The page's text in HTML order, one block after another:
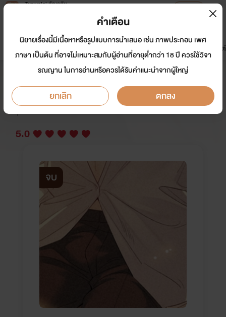
Tunwalai ธัญวลัย
หน้าแรก นิยาย อีบุ๊ก การ์ตูน
มาใหม่
ดรีมแชท ธัญลิสต์
พ่อบ้านคฤหาสน์มาเฟีย 4p / pwp
นักเขียน: สิบสาม
Y
5.0
จบ
คำเตือน
นิยายเรื่องนี้มีเนื้อหาหรือรูปแบบการนำเสนอ เช่น ภาพประกอบ เพศ
ภาษา เป็นต้น ที่อาจไม่เหมาะสมกับผู้อ่านที่อายุต่ำกว่า 18 ปี ควรใช้วิจา
รณญาน ในการอ่านหรือควรได้รับคำแนะนำจากผู้ใหญ่
ยกเลิก ตกลง